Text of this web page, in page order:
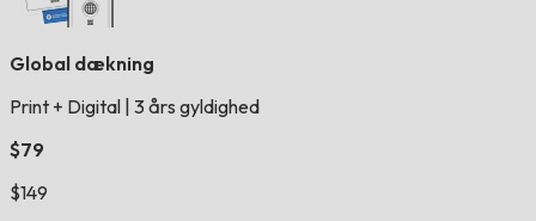
Global dækning
Print + Digital 3 års gyldighed
$79
$149